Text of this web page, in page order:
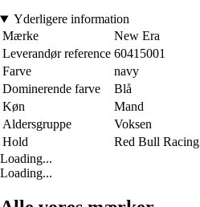
Yderligere information
Mærke
New Era
Leverandør reference 60415001
Farve
navy
Dominerende farve
Blå
Køn
Mand
Aldersgruppe
Voksen
Hold
Red Bull Racing
Loading...
Loading...